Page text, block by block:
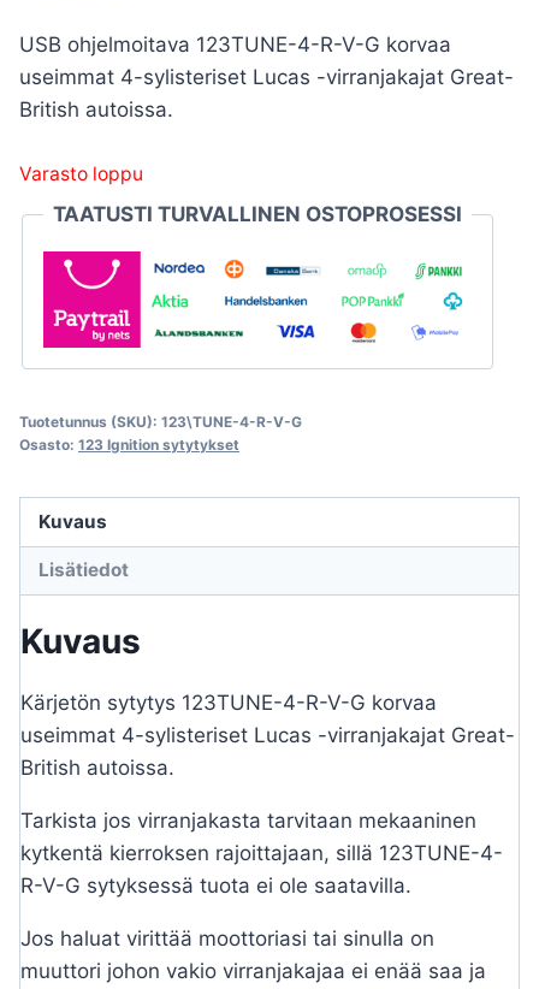
USB ohjelmoitava 123TUNE-4-R-V-G korvaa
useimmat 4-sylisteriset Lucas -virranjakajat Great-
British autoissa.
Varasto loppu
TAATUSTI TURVALLINEN OSTOPROSESSI
Tuotetunnus (SKU): 123\TUNE-4-R-V-G
Osasto: 123 Ignition sytytykset
Kuvaus
Lisätiedot
Kuvaus
Kärjetön sytytys 123TUNE-4-R-V-G korvaa
useimmat 4-sylisteriset Lucas -virranjakajat Great-
British autoissa.
Tarkista jos virranjakasta tarvitaan mekaaninen
kytkentä kierroksen rajoittajaan, sillä 123TUNE-4-
R-V-G sytyksessä tuota ei ole saatavilla.
Jos haluat virittää moottoriasi tai sinulla on
muuttori johon vakio virranjakajaa ei enää saa ja